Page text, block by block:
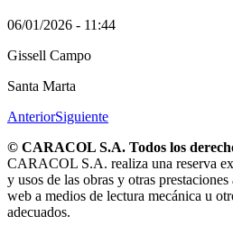
06/01/2026 - 11:44
Gissell Campo
Santa Marta
AnteriorSiguiente
© CARACOL S.A. Todos los
CARACOL S.A. realiza una reserva
y usos de las obras y otras
web a medios de lectura mecánica u
adecuados.